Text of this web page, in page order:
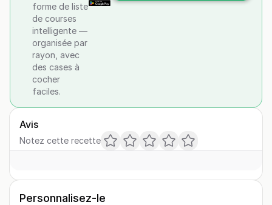
forme de liste
de courses
intelligente —
organisée par
rayon, avec
des cases à
cocher
faciles.
Avis
Notez cette recette
Personnalisez-le